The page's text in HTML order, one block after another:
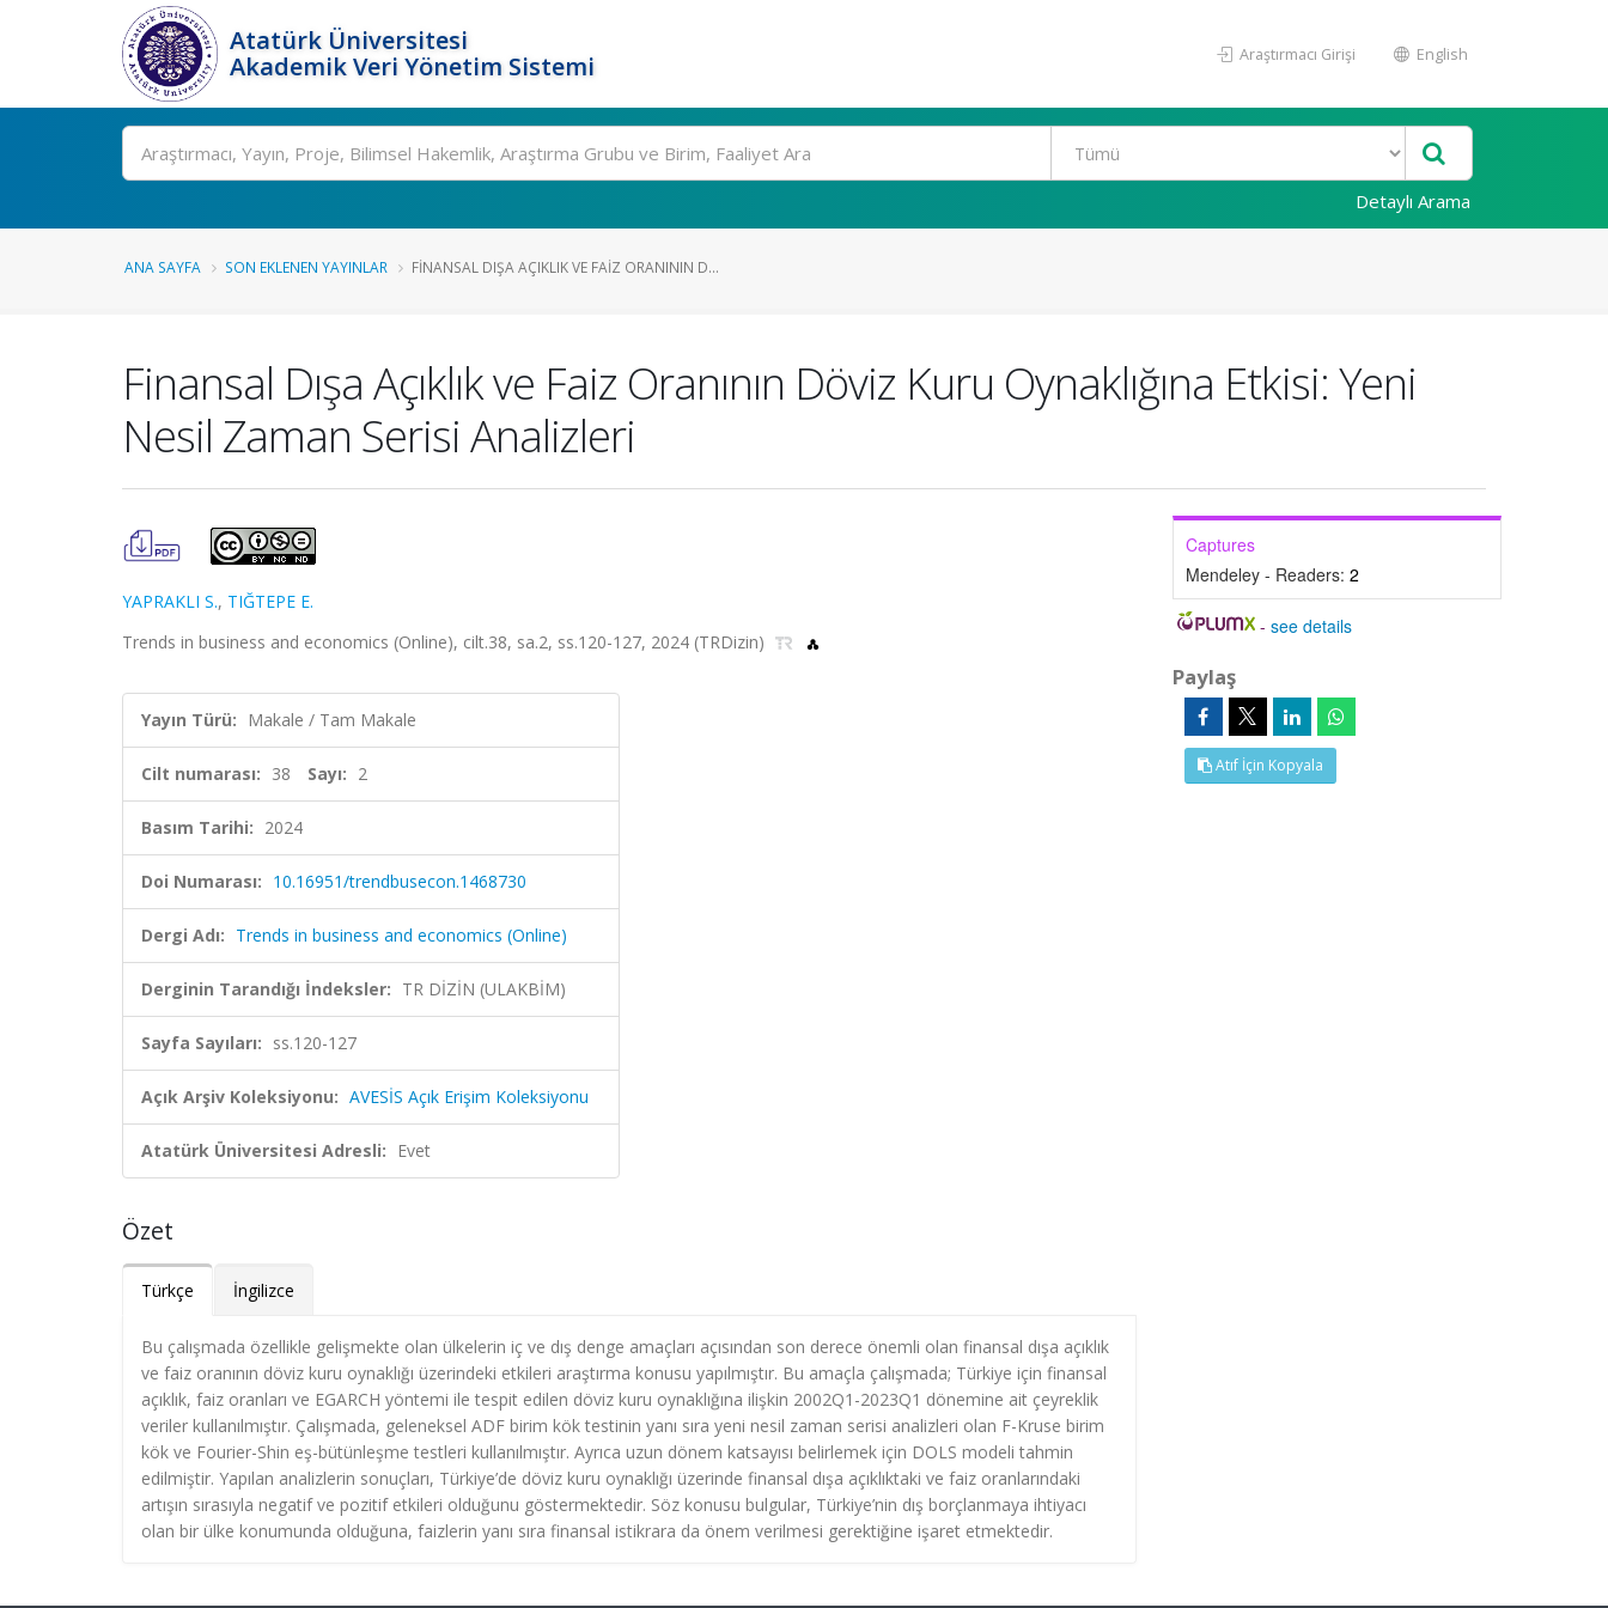
Atatürk Üniversitesi
Akademik Veri Yönetim Sistemi
Araştırmacı Girişi English
Ara
Detaylı Arama
ANA SAYFA SON EKLENEN YAYINLAR FINANSAL DIŞA AÇIKLIK VE FAIZ ORANININ D...
Finansal Dışa Açıklık ve Faiz Oranının Döviz Kuru Oynaklığına Etkisi: Yeni
Nesil Zaman Serisi Analizleri
YAPRAKLI S., TIĞTEPE E.
Trends in business and economics (Online), cilt.38, sa.2, ss.120-127, 2024 (TRDizin)
Yayın Türü: Makale / Tam Makale
Cilt numarası: 38 Sayı: 2
Basım Tarihi: 2024
Doi Numarası: 10.16951/trendbusecon.1468730
Dergi Adı: Trends in business and economics (Online)
Derginin Tarandığı İndeksler: TR DİZİN (ULAKBİM)
Sayfa Sayıları: ss.120-127
Açık Arşiv Koleksiyonu: AVESİS Açık Erişim Koleksiyonu
Atatürk Üniversitesi Adresli: Evet
Özet
Türkçe İngilizce
Bu çalışmada özellikle gelişmekte olan ülkelerin iç ve dış denge amaçları açısından son derece önemli olan finansal dışa açıklık
ve faiz oranının döviz kuru oynaklığı üzerindeki etkileri araştırma konusu yapılmıştır. Bu amaçla çalışmada; Türkiye için finansal
açıklık, faiz oranları ve EGARCH yöntemi ile tespit edilen döviz kuru oynaklığına ilişkin 2002Q1-2023Q1 dönemine ait çeyreklik
veriler kullanılmıştır. Çalışmada, geleneksel ADF birim kök testinin yanı sıra yeni nesil zaman serisi analizleri olan F-Kruse birim
kök ve Fourier-Shin eş-bütünleşme testleri kullanılmıştır. Ayrıca uzun dönem katsayısı belirlemek için DOLS modeli tahmin
edilmiştir. Yapılan analizlerin sonuçları, Türkiye’de döviz kuru oynaklığı üzerinde finansal dışa açıklıktaki ve faiz oranlarındaki
artışın sırasıyla negatif ve pozitif etkileri olduğunu göstermektedir. Söz konusu bulgular, Türkiye’nin dış borçlanmaya ihtiyacı
olan bir ülke konumunda olduğuna, faizlerin yanı sıra finansal istikrara da önem verilmesi gerektiğine işaret etmektedir.
Captures
Mendeley - Readers: 2
-see details
Paylaş
Atıf İçin Kopyala